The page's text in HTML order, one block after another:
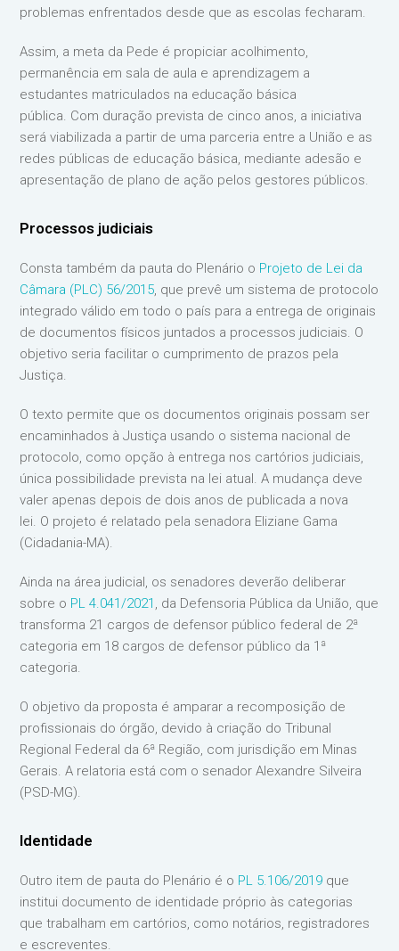
problemas enfrentados desde que as escolas fecharam.
Assim, a meta da Pede é propiciar acolhimento,
permanência em sala de aula e aprendizagem a
estudantes matriculados na educação básica
pública. Com duração prevista de cinco anos, a iniciativa
será viabilizada a partir de uma parceria entre a União e as
redes públicas de educação básica, mediante adesão e
apresentação de plano de ação pelos gestores públicos.
Processos judiciais
Consta também da pauta do Plenário o Projeto de Lei da
Câmara (PLC) 56/2015, que prevê um sistema de protocolo
integrado válido em todo o país para a entrega de originais
de documentos físicos juntados a processos judiciais. O
objetivo seria facilitar o cumprimento de prazos pela
Justiça.
O texto permite que os documentos originais possam ser
encaminhados à Justiça usando o sistema nacional de
protocolo, como opção à entrega nos cartórios judiciais,
única possibilidade prevista na lei atual. A mudança deve
valer apenas depois de dois anos de publicada a nova
lei. O projeto é relatado pela senadora Eliziane Gama
(Cidadania-MA).
Ainda na área judicial, os senadores deverão deliberar
sobre o PL 4.041/2021 , da Defensoria Pública da União, que
transforma 21 cargos de defensor público federal de 2ª
categoria em 18 cargos de defensor público da 1ª
categoria.
O objetivo da proposta é amparar a recomposição de
profissionais do órgão, devido à criação do Tribunal
Regional Federal da 6ª Região, com jurisdição em Minas
Gerais. A relatoria está com o senador Alexandre Silveira
(PSD-MG).
Identidade
Outro item de pauta do Plenário é o PL 5.106/2019 que
institui documento de identidade próprio às categorias
que trabalham em cartórios, como notários, registradores
e escreventes.